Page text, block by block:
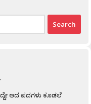
ಆದ ಪದಗಳು ಕೂಡಲೆ